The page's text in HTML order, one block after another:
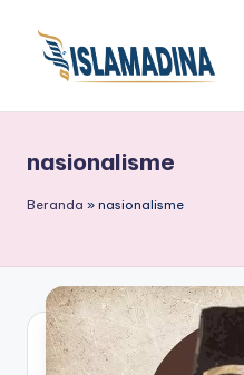
nasionalisme
Beranda » nasionalisme